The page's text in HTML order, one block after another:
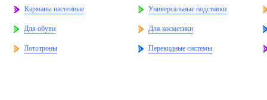
Карманы настенные Универсальные подставки
Для обуви Для косметики
Лототроны Перекидные системы